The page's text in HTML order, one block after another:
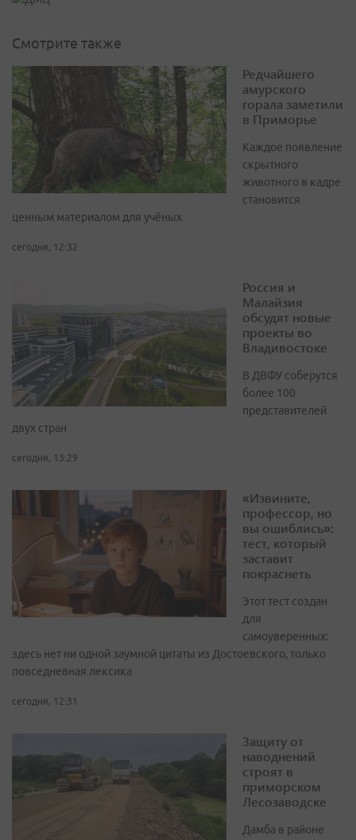
Смотрите также
Редчайшего
амурского
горала заметили
в Приморье
Каждое появление
скрытного
животного в кадре
становится
ценным материалом для учёных
сегодня, 12:32
Россия и
Малайзия
обсудят новые
проекты во
Владивостоке
В ДВФУ соберутся
более 100
представителей
двух стран
сегодня, 13:29
«Извините,
профессор, но
вы ошиблись»:
тест, который
заставит
покраснеть
Этот тест создан
для
самоуверенных:
здесь нет ни одной заумной цитаты из Достоевского, только
повседневная лексика
сегодня, 12:31
Защиту от
наводнений
строят в
приморском
Лесозаводске
Дамба в районе